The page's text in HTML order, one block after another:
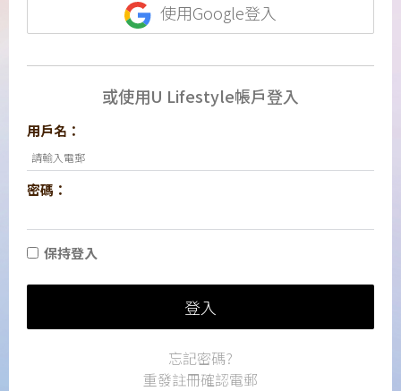
使用Google登入
或使用U Lifestyle帳戶登入
用戶名：
密碼：
保持登入
登入
忘記密碼?
重發註冊確認電郵